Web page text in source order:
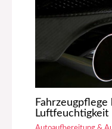
Luftfeuchtigkeit